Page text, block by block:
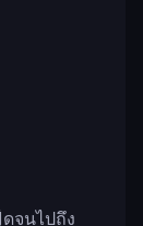
จนไปถึง